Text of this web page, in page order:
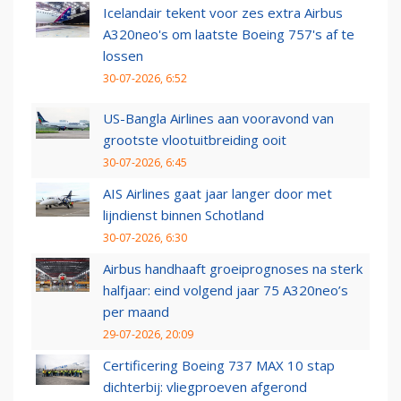
Icelandair tekent voor zes extra Airbus
A320neo's om laatste Boeing 757's af te
lossen
30-07-2026, 6:52
US-Bangla Airlines aan vooravond van
grootste vlootuitbreiding ooit
30-07-2026, 6:45
AIS Airlines gaat jaar langer door met
lijndienst binnen Schotland
30-07-2026, 6:30
Airbus handhaaft groeiprognoses na sterk
halfjaar: eind volgend jaar 75 A320neo’s
per maand
29-07-2026, 20:09
Certificering Boeing 737 MAX 10 stap
dichterbij: vliegproeven afgerond